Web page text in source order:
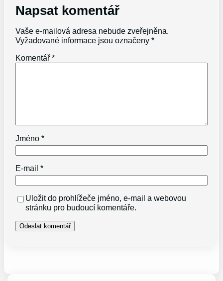
Napsat komentář
Vaše e-mailová adresa nebude zveřejněna.
Vyžadované informace jsou označeny*
Komentář*
Jméno*
E-mail*
Uložit do prohlížeče jméno, e-mail a webovou
stránku pro budoucí komentáře.